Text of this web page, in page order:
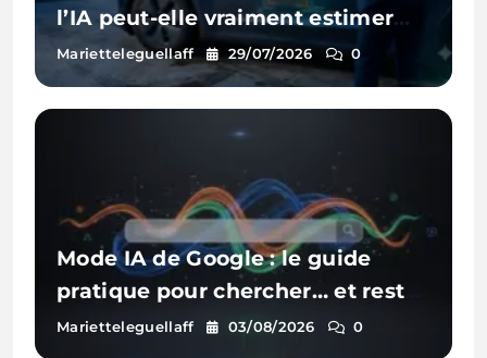
l’IA peut-elle vraiment estimer
les réparations d’une voiture à
partir d’une photo ?
Marietteleguellaff 29/07/2026 0
Mode IA de Google : le guide
pratique pour chercher… et rester
visible
Marietteleguellaff 03/08/2026 0